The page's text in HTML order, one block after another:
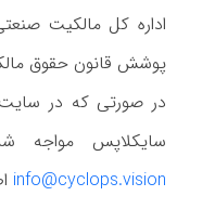
اداره کل مالکیت
در صورتی که در
سایکلاپس مواجه
info@cyclops.vision